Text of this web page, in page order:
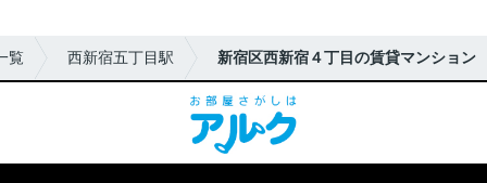
覧 西新宿五丁目駅 新宿区西新宿４丁目の賃貸マンション